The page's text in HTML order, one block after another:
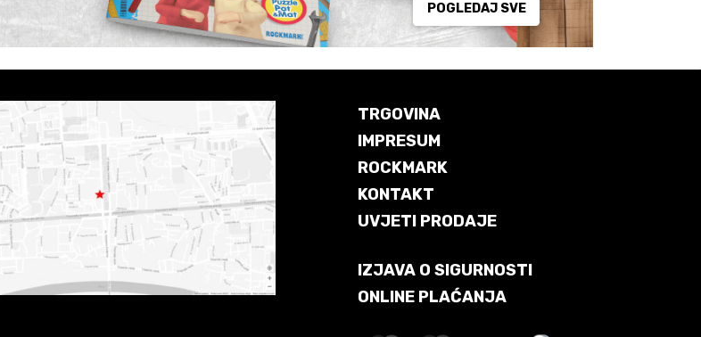
POGLEDAJ SVE
TRGOVINA
IMPRESUM
ROCKMARK
KONTAKT
UVJETI PRODAJE
IZJAVA O SIGURNOSTI
ONLINE PLAĆANJA